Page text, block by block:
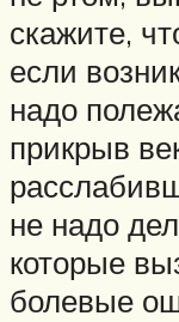
скажите,
если
надо
прикрыв
не надо
которые
болевые